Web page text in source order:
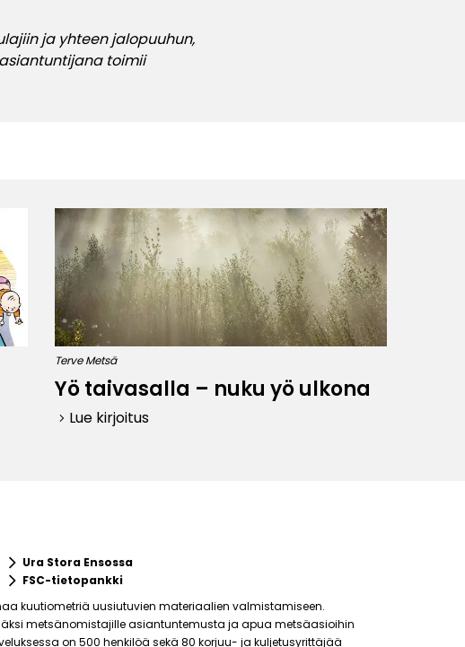
ja yhteen jalopuuhun,
toimii
Terve Metsä
Yö taivasalla – nuku yö ulkona
keyboard_arrow_right Lue kirjoitus
keyboard_arrow_rightUra Stora Ensossa
keyboard_arrow_rightFSC-tietopankki
kuutiometriä uusiutuvien materiaalien valmistamiseen.
metsänomistajille asiantuntemusta ja apua metsäasioihin
on 500 henkilöä sekä 80 korjuu- ja kuljetusyrittäjää